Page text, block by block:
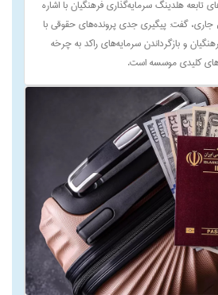
تابعه هلدینگ سرمایه‌گذاری فرهنگیان با اشاره
گفت: پیگیری جدی پرونده‌های حقوقی با
و بازگرداندن سرمایه‌های راکد به چرخه
کلیدی موسسه است.